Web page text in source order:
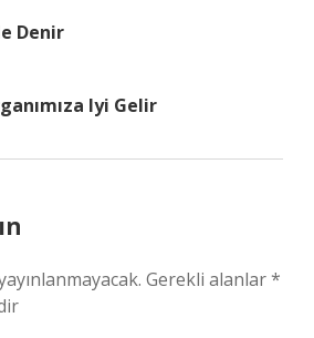
Denir
Iyi Gelir
Gerekli alanlar*